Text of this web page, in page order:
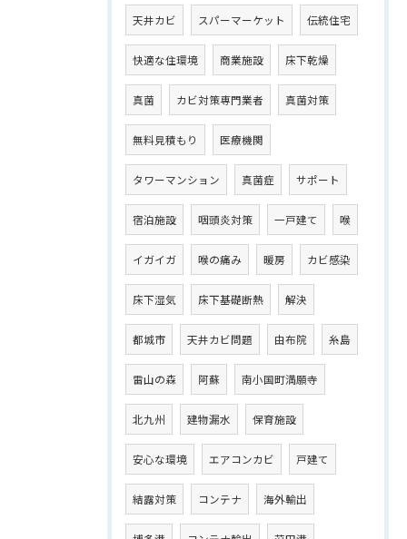
天井カビ スパーマーケット 伝統住宅
快適な住環境 商業施設 床下乾燥
真菌 カビ対策専門業者 真菌対策
無料見積もり 医療機関
タワーマンション 真菌症 サポート
宿泊施設 咽頭炎対策 一戸建て 喉
イガイガ 喉の痛み 暖房 カビ感染
床下湿気 床下基礎断熱 解決
都城市 天井カビ問題 由布院 糸島
雷山の森 阿蘇 南小国町満願寺
北九州 建物漏水 保育施設
安心な環境 エアコンカビ 戸建て
結露対策 コンテナ 海外輸出